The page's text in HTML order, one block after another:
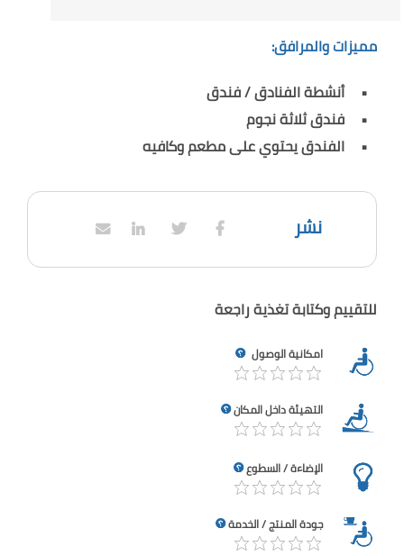
مميزات والمرافق:
أنشطة الفنادق / فندق
فندق ثلاثة نجوم
الفندق يحتوي على مطعم وكافيه
نشر
للتقييم وكتابة تغذية راجعة
امكانية الوصول
التهيئة داخل المكان
الإضاءة / السطوع
جودة المنتج / الخدمة